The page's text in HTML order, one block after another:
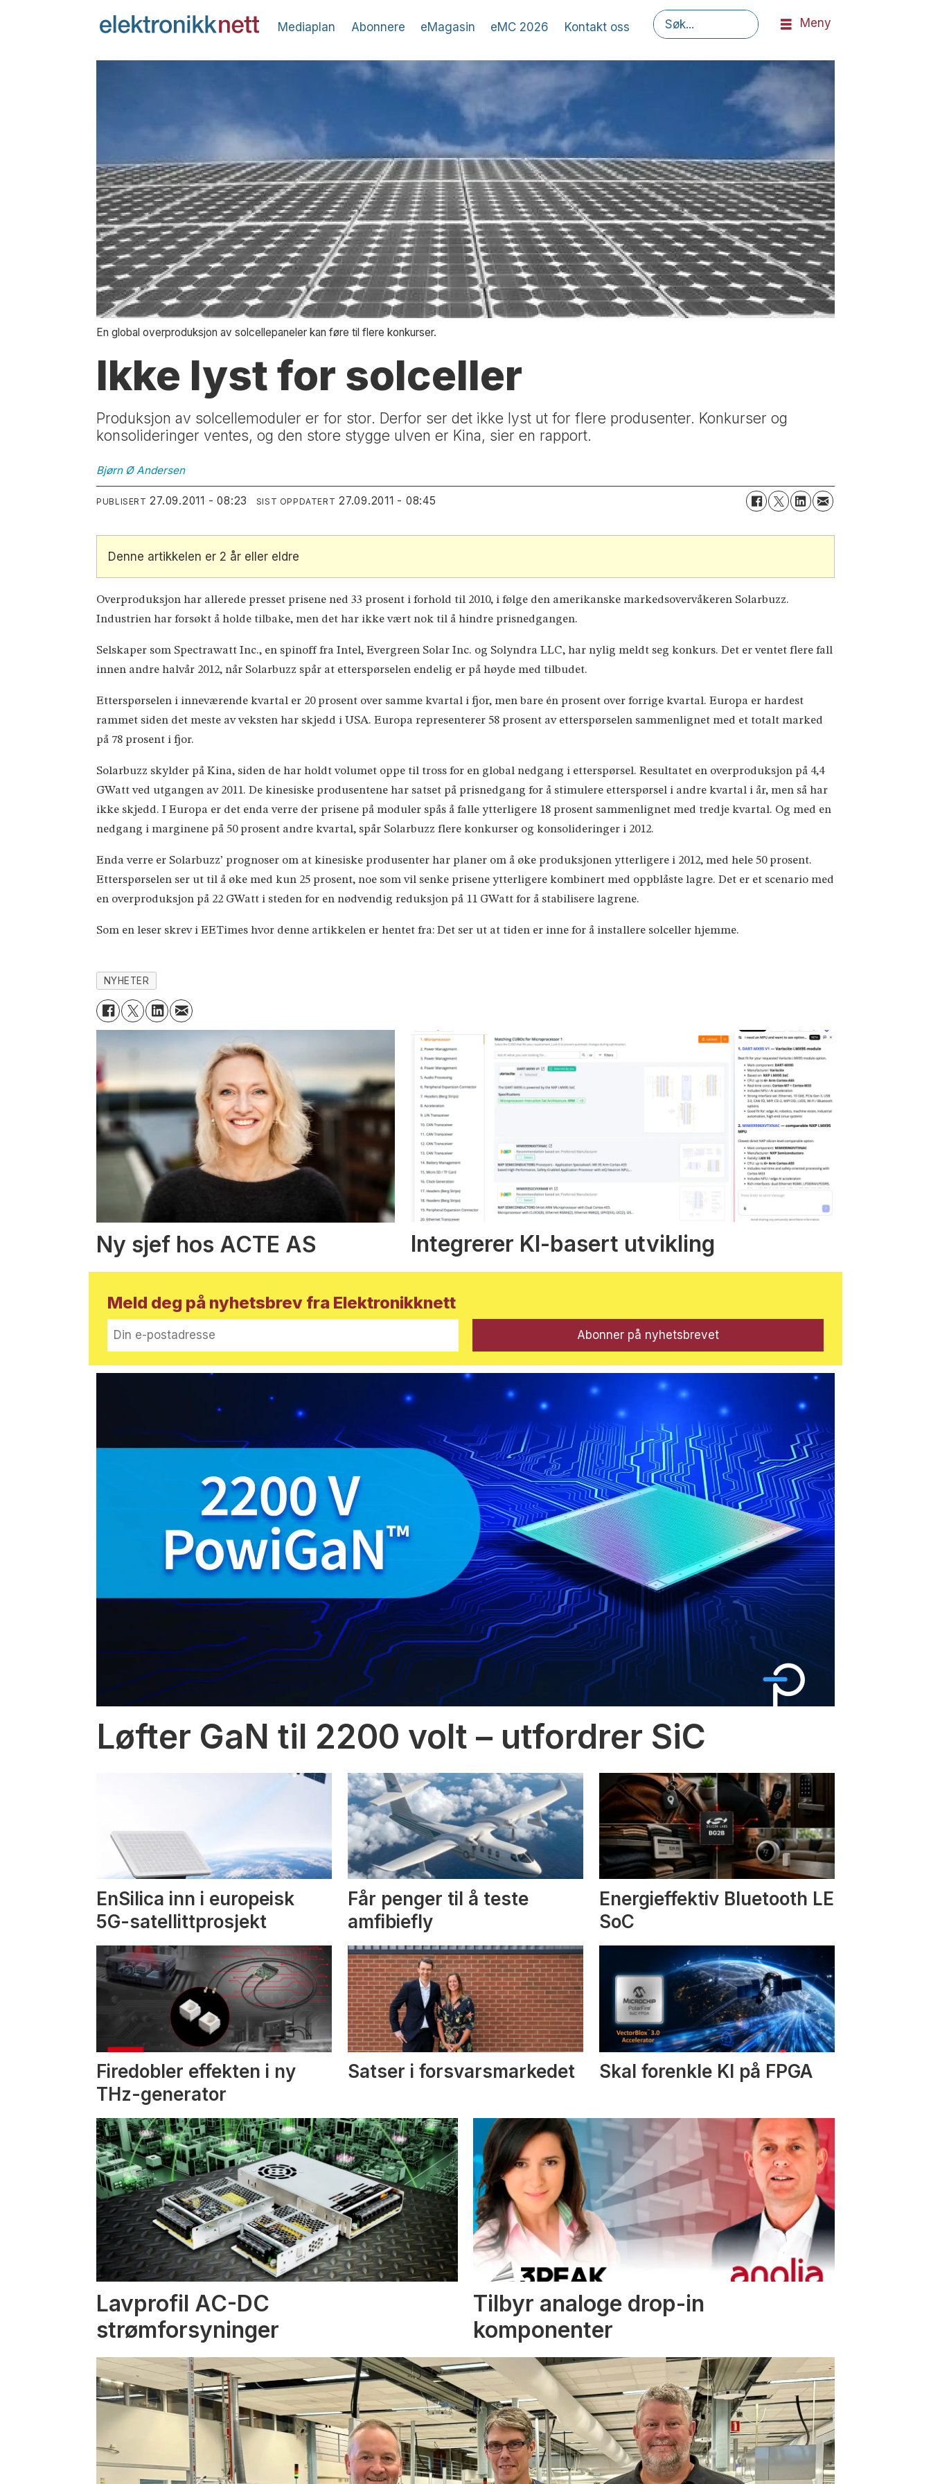
Mediaplan Abonnere eMagasin eMC 2026 Kontakt oss Søk
Meny
En global overproduksjon av solcellepaneler kan føre til flere konkurser.
Ikke lyst for solceller
Produksjon av solcellemoduler er for stor. Derfor ser det ikke lyst ut for flere produsenter. Konkurser og
konsolideringer ventes, og den store stygge ulven er Kina, sier en rapport.
Bjørn Ø Andersen
PUBLISERT 27.09.2011 - 08:23 SIST OPPDATERT 27.09.2011 - 08:45
Denne artikkelen er 2 år eller eldre
Overproduksjon har allerede presset prisene ned 33 prosent i forhold til 2010, i følge den amerikanske markedsovervåkeren Solarbuzz.
Industrien har forsøkt å holde tilbake, men det har ikke vært nok til å hindre prisnedgangen.
Selskaper som Spectrawatt Inc., en spinoff fra Intel, Evergreen Solar Inc. og Solyndra LLC, har nylig meldt seg konkurs. Det er ventet flere fall
innen andre halvår 2012, når Solarbuzz spår at etterspørselen endelig er på høyde med tilbudet.
Etterspørselen i inneværende kvartal er 20 prosent over samme kvartal i fjor, men bare én prosent over forrige kvartal. Europa er hardest
rammet siden det meste av veksten har skjedd i USA. Europa representerer 58 prosent av etterspørselen sammenlignet med et totalt marked
på 78 prosent i fjor.
Solarbuzz skylder på Kina, siden de har holdt volumet oppe til tross for en global nedgang i etterspørsel. Resultatet en overproduksjon på 4,4
GWatt ved utgangen av 2011. De kinesiske produsentene har satset på prisnedgang for å stimulere etterspørsel i andre kvartal i år, men så har
ikke skjedd. I Europa er det enda verre der prisene på moduler spås å falle ytterligere 18 prosent sammenlignet med tredje kvartal. Og med en
nedgang i marginene på 50 prosent andre kvartal, spår Solarbuzz flere konkurser og konsolideringer i 2012.
Enda verre er Solarbuzz’ prognoser om at kinesiske produsenter har planer om å øke produksjonen ytterligere i 2012, med hele 50 prosent.
Etterspørselen ser ut til å øke med kun 25 prosent, noe som vil senke prisene ytterligere kombinert med oppblåste lagre. Det er et scenario med
en overproduksjon på 22 GWatt i steden for en nødvendig reduksjon på 11 GWatt for å stabilisere lagrene.
Som en leser skrev i EETimes hvor denne artikkelen er hentet fra: Det ser ut at tiden er inne for å installere solceller hjemme.
NYHETER
Ny sjef hos ACTE AS Integrerer KI-basert utvikling
Meld deg på nyhetsbrev fra Elektronikknett
Løfter GaN til 2200 volt – utfordrer SiC
EnSilica inn i europeisk
5G-satellittprosjekt
Får penger til å teste
amfibiefly
Energieffektiv Bluetooth LE
SoC
Firedobler effekten i ny
THz-generator
Satser i forsvarsmarkedet Skal forenkle KI på FPGA
Lavprofil AC-DC
strømforsyninger
Tilbyr analoge drop-in
komponenter